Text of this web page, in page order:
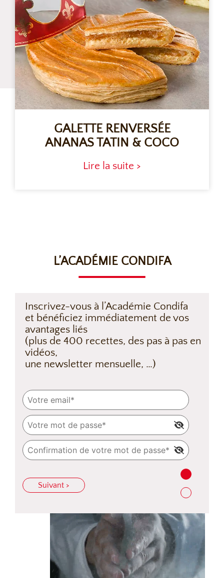
GALETTE RENVERSÉE
ANANAS TATIN & COCO
Lire la suite >
L’ACADÉMIE CONDIFA
Inscrivez-vous à l’Académie Condifa
et bénéficiez immédiatement de vos
avantages liés
(plus de 400 recettes, des pas à pas en
vidéos,
une newsletter mensuelle, …)
Suivant >